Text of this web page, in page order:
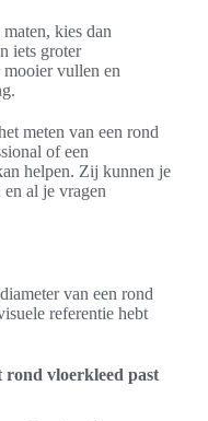
kies dan
iets groter
vullen en
meten van een rond
of een
helpen. Zij kunnen je
en al je vragen
van een rond
referentie hebt
rond vloerkleed past